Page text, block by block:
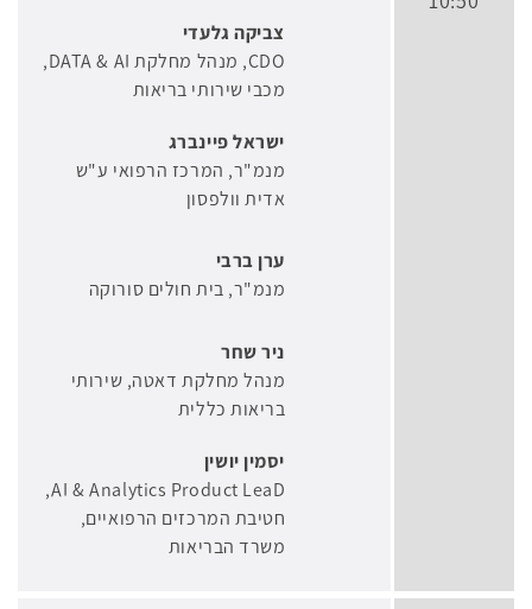
צביקה גלעדי
CDO, מנהל מחלקת DATA & AI
מכבי שירותי בריאות
ישראל פיינברג
מנמ"ר המרכז הרפואי ע"ש
אדית וולפסון
ערן ברבי
מנמ"ר בית חולים סורוקה
ניר שחר
מנהל מחלקת דאטה שירותי
בריאות כללית
יסמין יושין
⁠AI & Analytics Product LeaD,
חטיבת המרכזים הרפואיים
משרד הבריאות